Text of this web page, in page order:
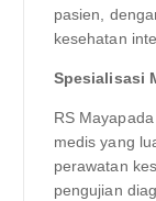
pasien,
kesehatan
Spesialisasi
RS
medis yang
perawatan
pengujian